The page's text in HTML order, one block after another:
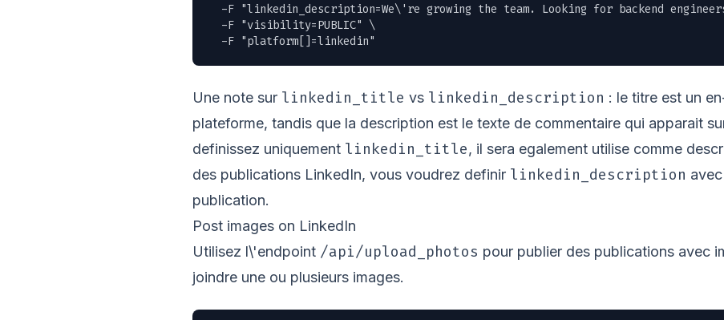
-F "linkedin_description=We\'re growing the team. Looking for backend
  -F "visibility=PUBLIC" \
  -F "platform[]=linkedin"
Une note sur linkedin_title vs linkedin_description : le titre est un
plateforme, tandis que la description est le texte de commentaire qui apparait
definissez uniquement linkedin_title, il sera egalement utilise comme
des publications LinkedIn, vous voudrez definir linkedin_description
publication.
Post images on LinkedIn
Utilisez l\'endpoint /api/upload_photos pour publier des publications avec
joindre une ou plusieurs images.